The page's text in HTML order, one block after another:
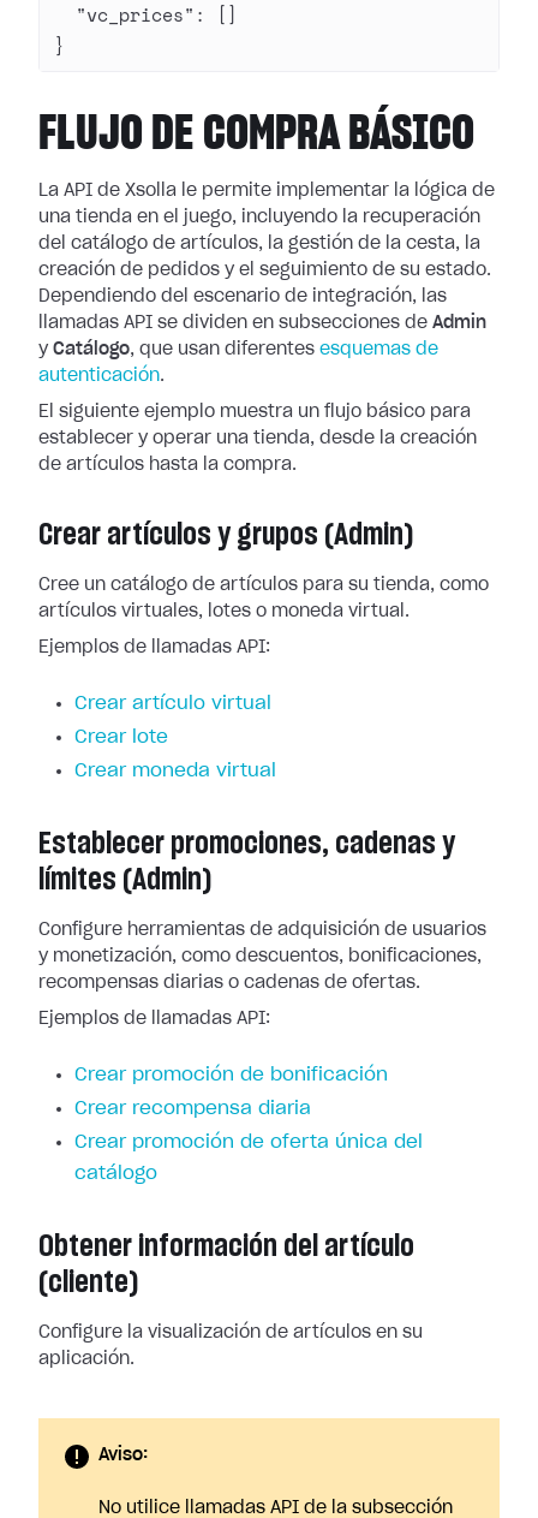
  "vc_prices"
: []
}
FLUJO DE COMPRA BÁSICO
La API de Xsolla le permite implementar la lógica de
una tienda en el juego, incluyendo la recuperación
del catálogo de artículos, la gestión de la cesta, la
creación de pedidos y el seguimiento de su estado.
Dependiendo del escenario de integración, las
llamadas API se dividen en subsecciones de Admin
y Catálogo, que usan diferentes esquemas de
autenticación.
El siguiente ejemplo muestra un flujo básico para
establecer y operar una tienda, desde la creación
de artículos hasta la compra.
Crear artículos y grupos (Admin)
Cree un catálogo de artículos para su tienda, como
artículos virtuales, lotes o moneda virtual.
Ejemplos de llamadas API:
Crear artículo virtual
Crear lote
Crear moneda virtual
Establecer promociones, cadenas y
límites (Admin)
Configure herramientas de adquisición de usuarios
y monetización, como descuentos, bonificaciones,
recompensas diarias o cadenas de ofertas.
Ejemplos de llamadas API:
Crear promoción de bonificación
Crear recompensa diaria
Crear promoción de oferta única del
catálogo
Obtener información del artículo
(cliente)
Configure la visualización de artículos en su
aplicación.
Aviso:
No utilice llamadas API de la subsección